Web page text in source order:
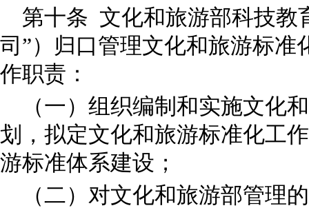
第十条 文化和旅游部科技教
司”）归口管理文化和旅游标准
作职责：
（一）组织编制和实施文化
划，拟定文化和旅游标准化工
游标准体系建设；
（二）对文化和旅游部管理